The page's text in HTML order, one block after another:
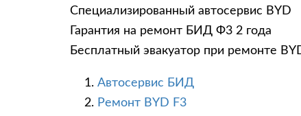
Специализированный автосервис BYD
Гарантия на ремонт БИД Ф3 2 года
Бесплатный эвакуатор при ремонте
Автосервис БИД
Ремонт BYD F3